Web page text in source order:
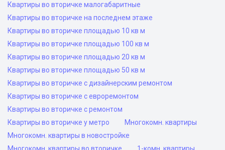
Квартиры во вторичке малогабаритные
Квартиры во вторичке на последнем этаже
Квартиры во вторичке площадью 10 кв м
Квартиры во вторичке площадью 100 кв м
Квартиры во вторичке площадью 20 кв м
Квартиры во вторичке площадью 50 кв м
Квартиры во вторичке с дизайнерским ремонтом
Квартиры во вторичке с евроремонтом
Квартиры во вторичке с ремонтом
Квартиры во вторичке у метро
Многокомн. квартиры
Многокомн. квартиры в новостройке